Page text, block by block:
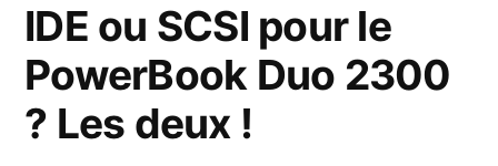
IDE ou SCSI pour le
PowerBook Duo 2300
? Les deux !